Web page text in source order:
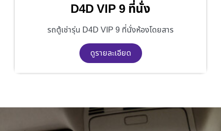
D4D VIP 9 ที่นั่ง
รถตู้เช่ารุ่น D4D VIP 9 ที่นั่งห้องโดยสาร
ดูรายละเอียด